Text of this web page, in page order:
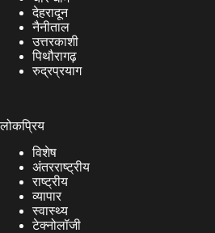
देहरादून
नैनीताल
उत्तरकाशी
पिथौरागढ़
रुद्रप्रयाग
लोकप्रिय
विशेष
अंतरराष्ट्रीय
राष्ट्रीय
व्यापार
स्वास्थ्य
टेक्नोलॉजी